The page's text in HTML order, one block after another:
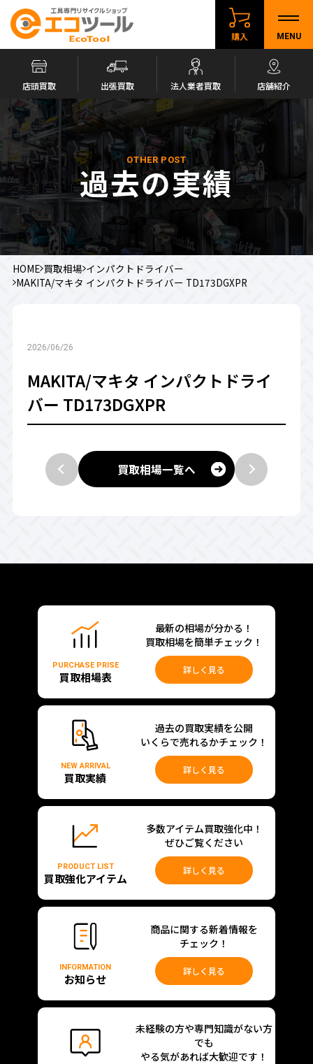
購入 MENU
店頭買取 出張買取 法人業者買取 店舗紹介
OTHER POST
過去の実績
HOME 買取相場 インパクトドライバー
MAKITA/マキタ インパクトドライバー TD173DGXPR
2026/06/26
MAKITA/マキタ インパクトドライ
バー TD173DGXPR
買取相場一覧へ
PURCHASE PRISE
買取相場表
最新の相場が分かる！
買取相場を簡単チェック！
詳しく見る
NEW ARRIVAL
買取実績
過去の買取実績を公開
いくらで売れるかチェック！
詳しく見る
PRODUCT LIST
買取強化アイテム
多数アイテム買取強化中！
ぜひご覧ください
詳しく見る
INFORMATION
お知らせ
商品に関する新着情報を
チェック！
詳しく見る
未経験の方や専門知識がない方
でも
やる気があれば大歓迎です！